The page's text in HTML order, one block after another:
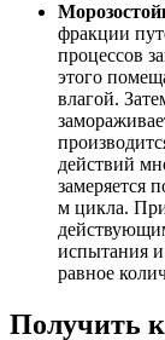
фракции
процессов
этого
влагой.
действий
замеряется
м цикла.
испытания и
равное
Получить